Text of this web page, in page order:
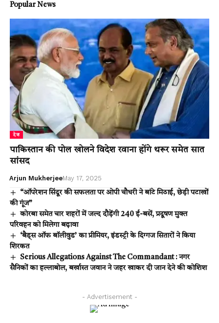
Popular News
देश
पाकिस्तान की पोल खोलने विदेश रवाना होंगे थरूर समेत सात
सांसद
Arjun MukherjeeMay 17, 2025
“ऑपरेशन सिंदूर की सफलता पर ओपी चौधरी ने बांटे मिठाई, छेड़ी पटाखों
की गूंज”
कोरबा समेत चार शहरों में जल्द दौड़ेंगी 240 ई-बसें, प्रदूषण मुक्त
परिवहन को मिलेगा बढ़ावा
‘बैड्स ऑफ बॉलीवुड’ का प्रीमियर, इंडस्ट्री के दिग्गज सितारों ने किया
शिरकत
Serious Allegations Against The Commandant : नगर
सैनिकों का हल्लाबोल, बर्खास्त जवान ने जहर खाकर दी जान देने की कोशिश
- Advertisement -